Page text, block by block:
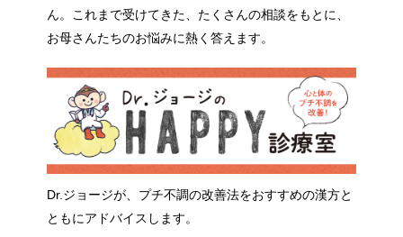
ん。これまで受けてきた、たくさんの相談をもとに、
お母さんたちのお悩みに熱く答えます。
Dr.ジョージが、プチ不調の改善法をおすすめの漢方と
ともにアドバイスします。